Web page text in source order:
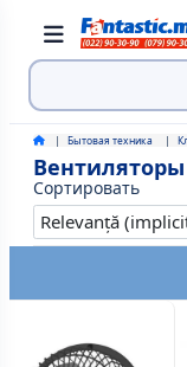
Поиск
Бытовая техника
Сортировать